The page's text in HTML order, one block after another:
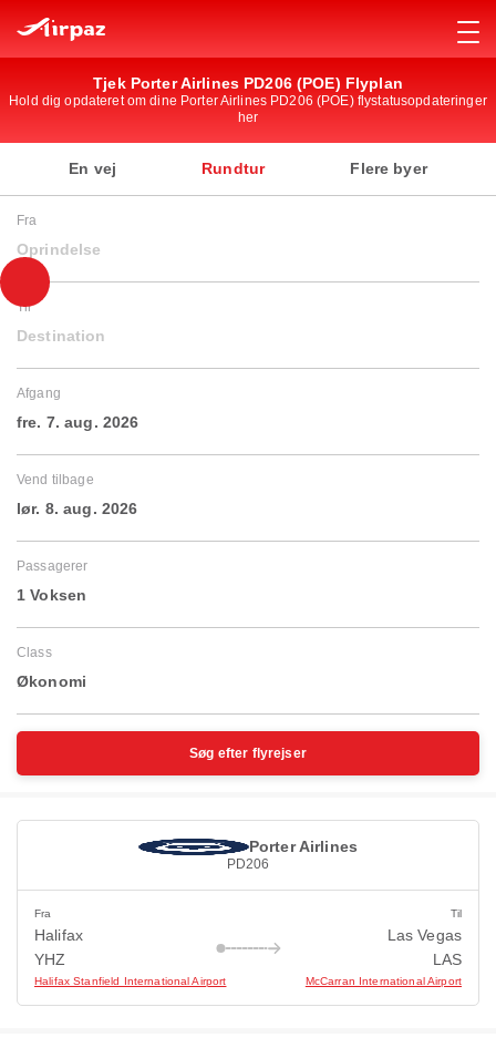
Tjek Porter Airlines PD206 (POE) Flyplan
Hold dig opdateret om dine Porter Airlines PD206 (POE) flystatusopdateringer
her
En vej Rundtur Flere byer
Fra
Oprindelse
Til
Destination
Afgang
fre. 7. aug. 2026
Vend tilbage
lør. 8. aug. 2026
Passagerer
1 Voksen
Class
Økonomi
Søg efter flyrejser
Porter Airlines
PD206
Fra
Halifax
YHZ
Halifax Stanfield International Airport
Til
Las Vegas
LAS
McCarran International Airport